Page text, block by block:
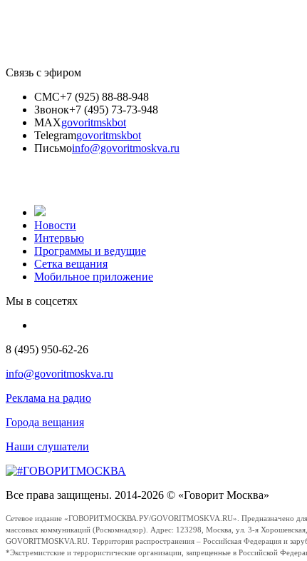
Связь с эфиром
СМС+7 (925) 88-88-948
Звонок+7 (495) 73-73-948
MAXgovoritmskbot
Telegramgovoritmskbot
Письмоinfo@govoritmoskva.ru
Новости
Интервью
Программы и ведущие
Сетка вещания
Мобильное приложение
Мы в соцсетях
8 (495) 950-62-26
info@govoritmoskva.ru
Реклама на радио
Города вещания
Наши слушатели
Все права защищены. 2014-2026 © «Говорит Москва»
Сетевое издание «ГОВОРИТМОСКВА.РУ/GOVORITMOSKVA.RU». Предназначено для
массовых коммуникаций (Роскомнадзор). Адрес: 123298, Москва, ул. 3-я
GOVORITMOSKVA.RU. Территория распространения – Российская Федерация и
*Экстремистские и террористические организации, запрещенные в Российской